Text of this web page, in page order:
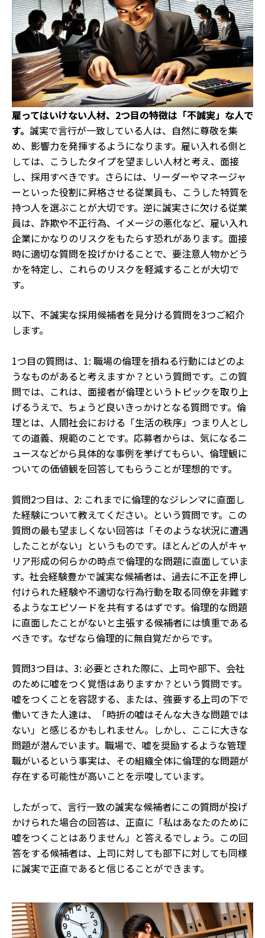
雇ってはいけない人材、2つ目の特徴は「不誠実」な人で
す。 誠実で言行が一致している人は、自然に尊敬を集
め、影響力を発揮するようになります。雇い入れる側と
しては、こうしたタイプを望ましい人材と考え、面接
し、採用すべきです。さらには、リーダーやマネージャ
ーといった役割に昇格させる従業員も、こうした特質を
持つ人を選ぶことが大切です。逆に誠実さに欠ける従業
員は、詐欺や不正行為、イメージの悪化など、雇い入れ
企業にかなりのリスクをもたらす恐れがあります。面接
時に適切な質問を投げかけることで、要注意人物かどう
かを特定し、これらのリスクを軽減することが大切で
す。
以下、不誠実な採用候補者を見分ける質問を3つご紹介
します。
1つ目の質問は、1: 職場の倫理を損ねる行動にはどのよ
うなものがあると考えますか？という質問です。この質
問では、これは、面接者が倫理というトピックを取り上
げるうえで、ちょうど良いきっかけとなる質問です。倫
理とは、人間社会における「生活の秩序」つまり人とし
ての道義、規範のことです。応募者からは、気になるニ
ュースなどから具体的な事例を挙げてもらい、倫理観に
ついての価値観を回答してもらうことが理想的です。
質問2つ目は、2: これまでに倫理的なジレンマに直面し
た経験について教えてください。という質問です。この
質問の最も望ましくない回答は「そのような状況に遭遇
したことがない」というものです。ほとんどの人がキャ
リア形成の何らかの時点で倫理的な問題に直面していま
す。社会経験豊かで誠実な候補者は、過去に不正を押し
付けられた経験や不適切な行為行動を取る同僚を非難す
るようなエピソードを共有するはずです。倫理的な問題
に直面したことがないと主張する候補者には慎重である
べきです。なぜなら倫理的に無自覚だからです。
質問3つ目は、3: 必要とされた際に、上司や部下、会社
のために嘘をつく覚悟はありますか？という質問です。
嘘をつくことを容認する、または、強要する上司の下で
働いてきた人達は、「時折の嘘はそんな大きな問題では
ない」と感じるかもしれません。しかし、ここに大きな
問題が潜んでいます。職場で、嘘を奨励するような管理
職がいるという事実は、その組織全体に倫理的な問題が
存在する可能性が高いことを示唆しています。
したがって、言行一致の誠実な候補者にこの質問が投げ
かけられた場合の回答は、正直に「私はあなたのために
嘘をつくことはありません」と答えるでしょう。この回
答をする候補者は、上司に対しても部下に対しても同様
に誠実で正直であると信じることができます。